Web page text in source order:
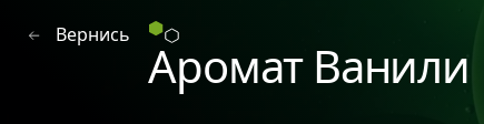
Вернись
Аромат Ванили